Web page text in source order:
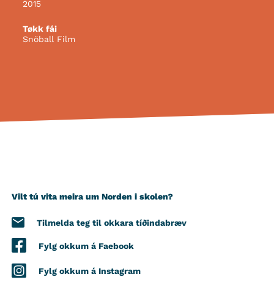
2015
Tøkk fái
Snöball Film
Vilt tú vita meira um Norden i skolen?
Tilmelda teg til okkara tíðindabræv
Fylg okkum á Faebook
Fylg okkum á Instagram